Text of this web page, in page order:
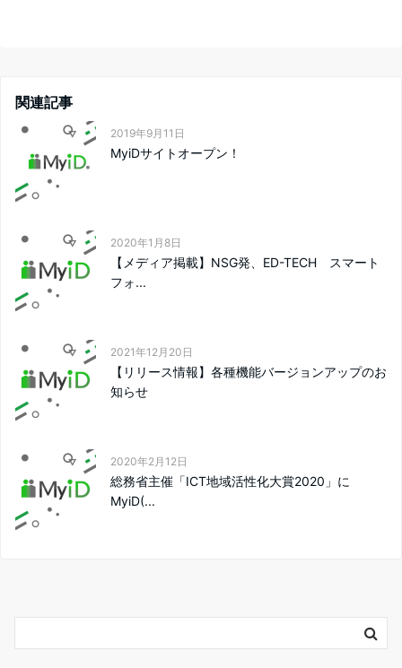
関連記事
2019年9月11日
MyiDサイトオープン！
2020年1月8日
【メディア掲載】NSG発、ED-TECH スマート
フォ...
2021年12月20日
【リリース情報】各種機能バージョンアップのお
知らせ
2020年2月12日
総務省主催「ICT地域活性化大賞2020」に
MyiD(...